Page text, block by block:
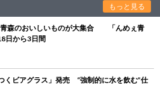
もっと見る
青森のおいしいものが大集合 「んめぇ青
日から3日間
くビアグラス」発売 “強制的に水を飲む”仕